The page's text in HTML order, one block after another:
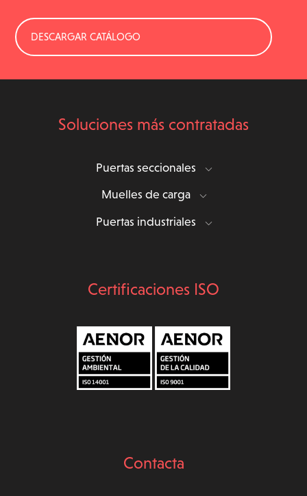
DESCARGAR CATÁLOGO
Soluciones más contratadas
Puertas seccionales
Muelles de carga
Puertas industriales
Certificaciones ISO
Contacta